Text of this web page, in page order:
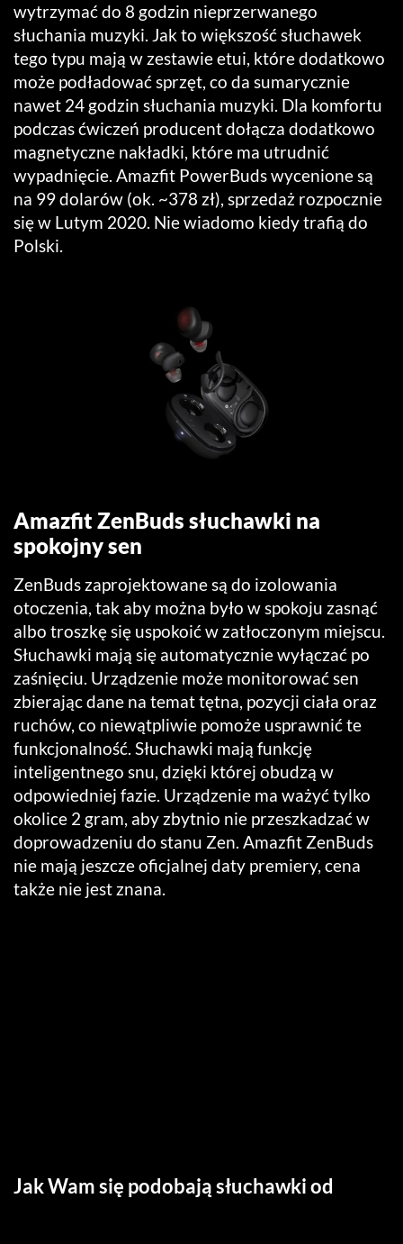
wytrzymać do 8 godzin nieprzerwanego
słuchania muzyki. Jak to większość słuchawek
tego typu mają w zestawie etui, które dodatkowo
może podładować sprzęt, co da sumarycznie
nawet 24 godzin słuchania muzyki. Dla komfortu
podczas ćwiczeń producent dołącza dodatkowo
magnetyczne nakładki, które ma utrudnić
wypadnięcie. Amazfit PowerBuds wycenione są
na 99 dolarów (ok. ~378 zł), sprzedaż rozpocznie
się w Lutym 2020. Nie wiadomo kiedy trafią do
Polski.
Amazfit ZenBuds słuchawki na
spokojny sen
ZenBuds zaprojektowane są do izolowania
otoczenia, tak aby można było w spokoju zasnąć
albo troszkę się uspokoić w zatłoczonym miejscu.
Słuchawki mają się automatycznie wyłączać po
zaśnięciu. Urządzenie może monitorować sen
zbierając dane na temat tętna, pozycji ciała oraz
ruchów, co niewątpliwie pomoże usprawnić te
funkcjonalność. Słuchawki mają funkcję
inteligentnego snu, dzięki której obudzą w
odpowiedniej fazie. Urządzenie ma ważyć tylko
okolice 2 gram, aby zbytnio nie przeszkadzać w
doprowadzeniu do stanu Zen. Amazfit ZenBuds
nie mają jeszcze oficjalnej daty premiery, cena
także nie jest znana.
Jak Wam się podobają słuchawki od